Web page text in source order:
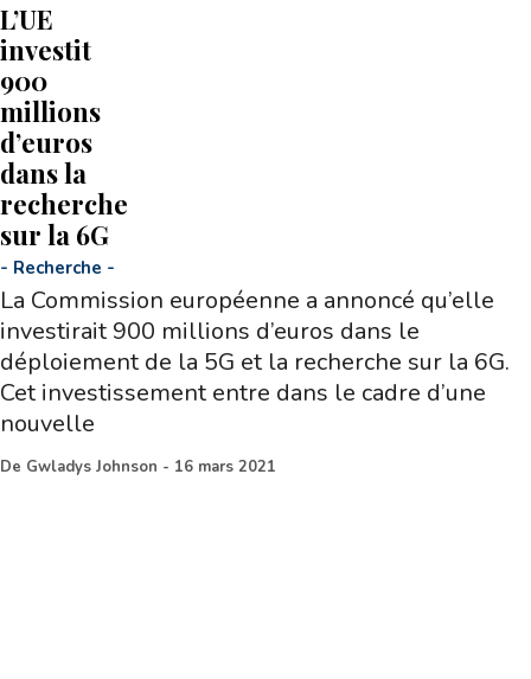
L’UE
investit
900
millions
d’euros
dans la
recherche
sur la 6G
- Recherche -
La Commission européenne a annoncé qu’elle
investirait 900 millions d’euros dans le
déploiement de la 5G et la recherche sur la 6G.
Cet investissement entre dans le cadre d’une
nouvelle
De Gwladys Johnson - 16 mars 2021